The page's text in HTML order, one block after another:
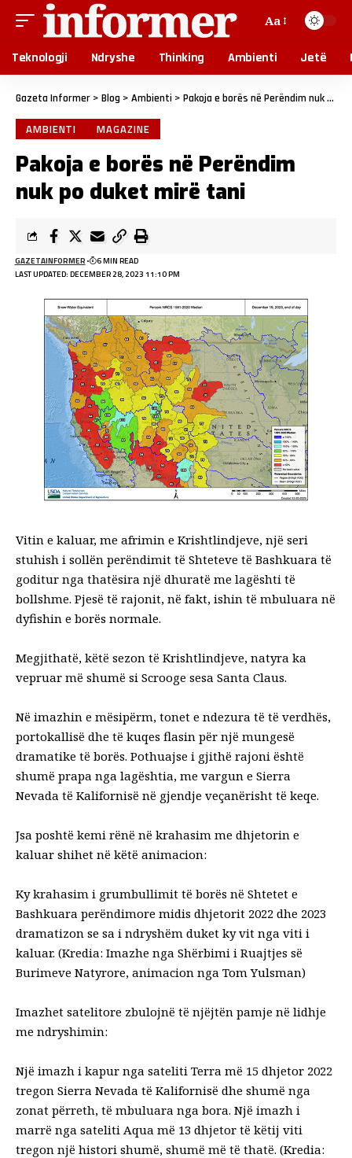
Aa
Teknologji Ndryshe Thinking Ambienti Jetë
Gazeta Informer > Blog > Ambienti > Pakoja e borës në Perëndim nuk po duket mirë tani
AMBIENTI MAGAZINE
Pakoja e borës në Perëndim
nuk po duket mirë tani
LAST UPDATED: DECEMBER 28, 2023 11:10 PM
GAZETAINFORMER 6 MIN READ
Vitin e kaluar, me afrimin e Krishtlindjeve, një seri
stuhish i sollën perëndimit të Shteteve të Bashkuara të
goditur nga thatësira një dhuratë me lagështi të
bollshme. Pjesë të rajonit, në fakt, ishin të mbuluara në
dyfishin e borës normale.
Megjithatë, këtë sezon të Krishtlindjeve, natyra ka
vepruar më shumë si Scrooge sesa Santa Claus.
Në imazhin e mësipërm, tonet e ndezura të të verdhës,
portokallisë dhe të kuqes flasin për një mungesë
dramatike të borës. Pothuajse i gjithë rajoni është
shumë prapa nga lagështia, me vargun e Sierra
Nevada të Kalifornisë në gjendje veçanërisht të keqe.
Jsa poshtë kemi rënë në krahasim me dhjetorin e
kaluar shihet në këtë animacion:
Ky krahasim i grumbullimit të borës në Shtetet e
Bashkuara perëndimore midis dhjetorit 2022 dhe 2023
dramatizon se sa i ndryshëm duket ky vit nga viti i
kaluar. (Kredia: Imazhe nga Shërbimi i Ruajtjes së
Burimeve Natyrore, animacion nga Tom Yulsman)
Imazhet satelitore zbulojnë të njëjtën pamje në lidhje
me ndryshimin:
Një imazh i kapur nga sateliti Terra më 15 dhjetor 2022
tregon Sierra Nevada të Kalifornisë dhe shumë nga
zonat përreth, të mbuluara nga bora. Një imazh i
marrë nga sateliti Aqua më 13 dhjetor të këtij viti
tregon një histori shumë, shumë më të thatë. (Kredia: